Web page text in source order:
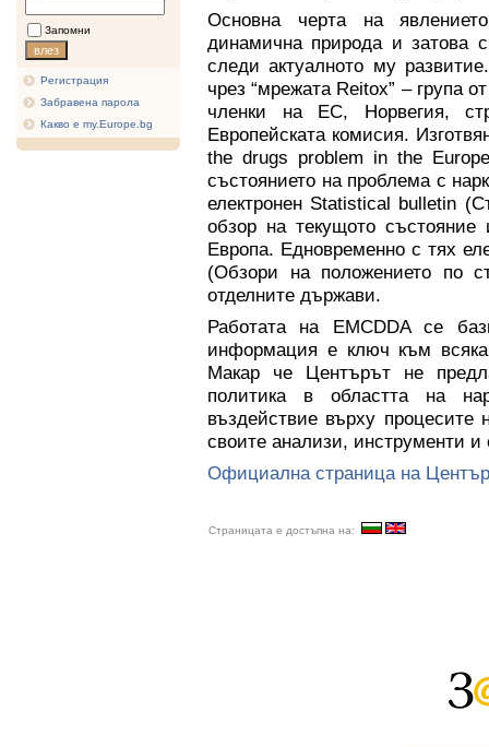
Запомни
Регистрация
Забравена парола
Какво е my.Europe.bg
Основна черта на
динамична природа и затова
следи актуалното му
чрез “мрежата Reitox” – група
членки на ЕС, Норвегия,
Европейската комисия.
the drugs problem in the
състоянието на проблема с
електронен Statistical bulletin
обзор на текущото
Европа. Едновременно с тях
(Обзори на положението по
отделните държави.
Работата на EMCDDA се
информация е ключ към всяка
Макар че Центърът не
политика в областта на
въздействие върху
своите анализи, инструменти
Официална страница на
Страницата е достъпна на: